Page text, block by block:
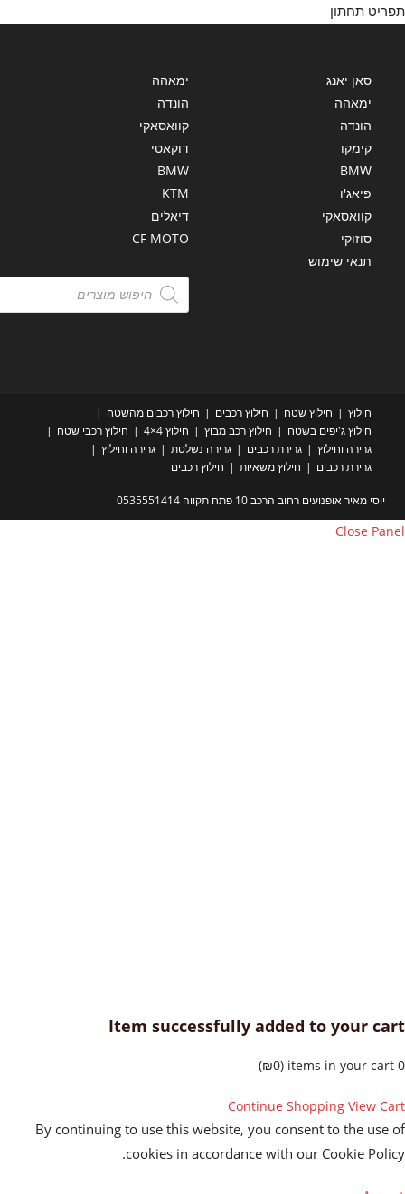
תחתון
סאן יאנג
ימאהה
הונדה
קימקו
BMW
פיאג'ו
קוואסאקי
סוזוקי
תנאי שימוש
ימאהה
הונדה
קוואסאקי
דוקאטי
BMW
KTM
דיאלים
CF MOTO
Products
search
חילוץ חילוץ שטח חילוץ רכבים
חילוץ רכבים מהשטח
חילוץ ג'יפים בשטח
חילוץ רכב מבוץ חילוץ 4×4
חילוץ רכבי שטח
גרירה וחילוץ
גרירת רכבים גרירה נשלטת
גרירה וחילוץ
גרירת רכבים
חילוץ משאיות חילוץ רכבים
יוסי מאיר אופנועים רחוב הרכב 10 פתח תקווה 0535551414
Close
Item successfully added to your
₪0
)
Continue Shopping View
By continuing to use this website, you consent to the
cookies in accordance with our Cookie